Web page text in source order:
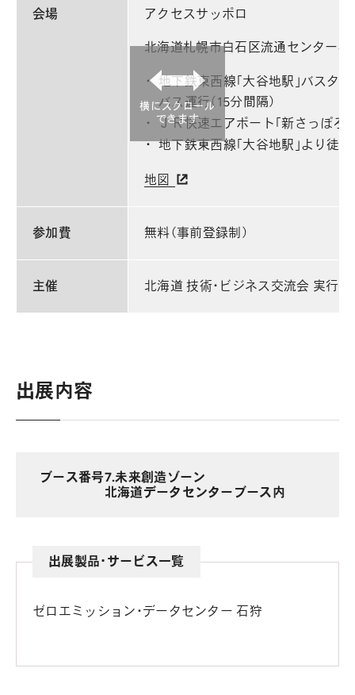
会場 アクセスサッポロ
北海道札幌市白石区流通センター4
地下鉄東西線「大谷地駅」バスタ
バス運行（15分間隔）
ＪＲ快速エアポート「新さっぽろ
地下鉄東西線「大谷地駅」より徒
地図
参加費 無料（事前登録制）
主催 北海道 技術・ビジネス交流会 実行
横にスクロール
できます
出展内容
ブース番号7.未来創造ゾーン
北海道データセンターブース内
出展製品・サービス一覧
ゼロエミッション・データセンター 石狩